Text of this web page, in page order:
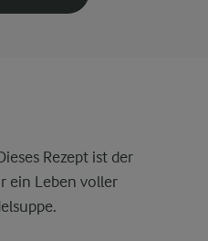
Rezept ist der
ein Leben voller